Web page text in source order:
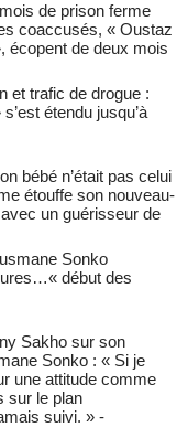
de prison ferme
coaccusés, « Oustaz
écopent de deux mois
et trafic de drogue :
étendu jusqu’à
bébé n’était pas celui
étouffe son nouveau-
un guérisseur de
Sonko
début des
Sakho sur son
Sonko : « Si je
une attitude comme
sur le plan
suivi. » -